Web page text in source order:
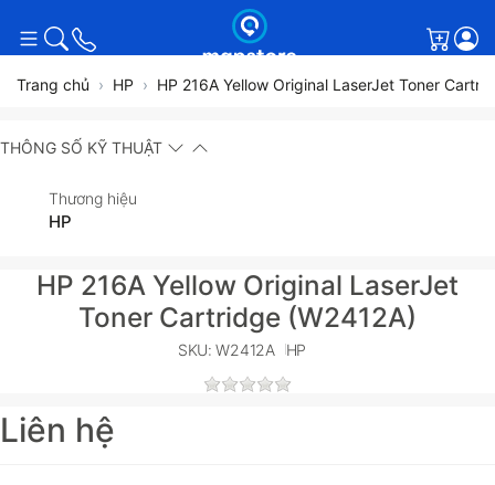
Giỏ
Trang chủ HP HP 216A Yellow Original LaserJet Toner
THÔNG SỐ KỸ THUẬT
Thương hiệu
HP
HP 216A Yellow Original LaserJet
Toner Cartridge (W2412A)
SKU: W2412A HP
Liên hệ